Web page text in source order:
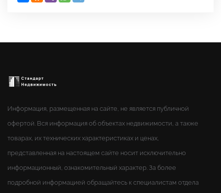
Информация, размещенная на сайте, не является публичной
офертой. Вся информация об объектах недвижимости, а также
товарах, их технических характеристиках и ценах,
представленная на настоящем сайте носит исключительно
информационный, ознакомительный характер. За более
подробной информацией обращайтесь к специалистам отдела